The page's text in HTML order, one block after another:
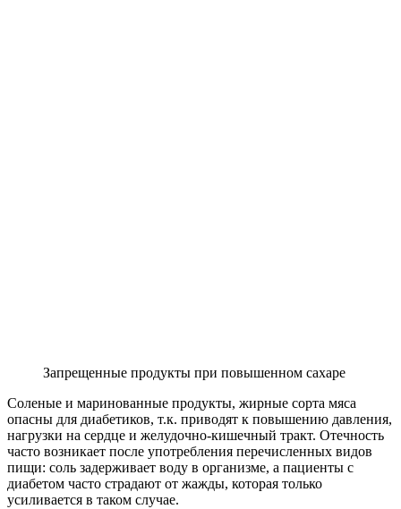
Запрещенные продукты при повышенном сахаре
Соленые и маринованные продукты, жирные сорта мяса
опасны для диабетиков, т.к. приводят к повышению давления,
нагрузки на сердце и желудочно-кишечный тракт. Отечность
часто возникает после употребления перечисленных видов
пищи: соль задерживает воду в организме, а пациенты с
диабетом часто страдают от жажды, которая только
усиливается в таком случае.